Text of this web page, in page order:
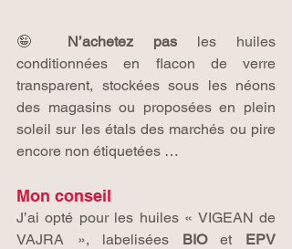
🤪 N’achetez pas les huiles
conditionnées en flacon de verre
transparent, stockées sous les néons
des magasins ou proposées en plein
soleil sur les étals des marchés ou pire
encore non étiquetées …
Mon conseil
J’ai opté pour les huiles « VIGEAN de
VAJRA », labelisées BIO et EPV